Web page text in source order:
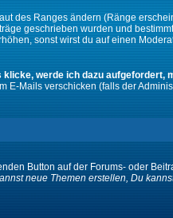
des Ranges ändern (Ränge
geschrieben wurden und
sonst wirst du auf einen
werde ich dazu aufgefordert,
E-Mails verschicken (falls der
Button auf der Forums- oder
neue Themen erstellen, Du